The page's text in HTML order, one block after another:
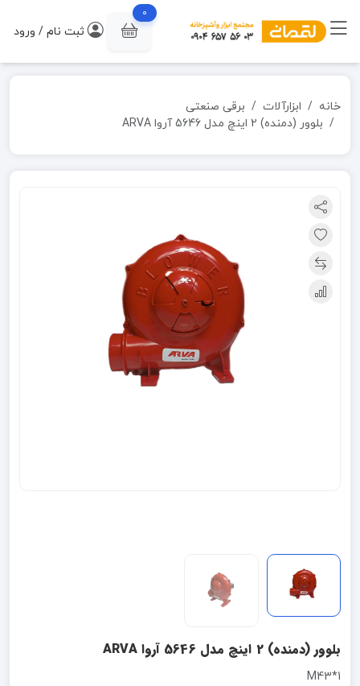
0
ثبت نام / ورود
خانه ابزارآلات
برقی صنعتی
بلوور (دمنده) 2 اینچ مدل 5646 آروا ARVA
بلوور (دمنده) 2 اینچ مدل 5646 آروا ARVA
1*M43